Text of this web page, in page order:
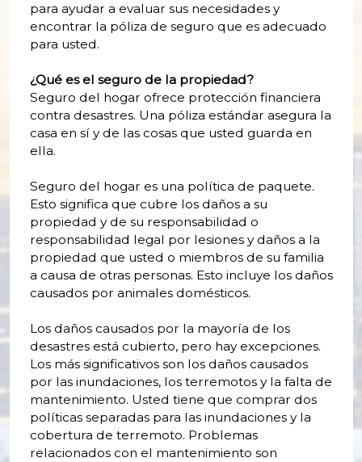
para ayudar a evaluar sus necesidades y
encontrar la póliza de seguro que es adecuado
para usted.
¿Qué es el seguro de la propiedad?
Seguro del hogar ofrece protección financiera
contra desastres. Una póliza estándar asegura la
casa en sí y de las cosas que usted guarda en
ella.
Seguro del hogar es una política de paquete.
Esto significa que cubre los daños a su
propiedad y de su responsabilidad o
responsabilidad legal por lesiones y daños a la
propiedad que usted o miembros de su familia
a causa de otras personas. Esto incluye los daños
causados por animales domésticos.
Los daños causados por la mayoría de los
desastres está cubierto, pero hay excepciones.
Los más significativos son los daños causados
por las inundaciones, los terremotos y la falta de
mantenimiento. Usted tiene que comprar dos
políticas separadas para las inundaciones y la
cobertura de terremoto. Problemas
relacionados con el mantenimiento son